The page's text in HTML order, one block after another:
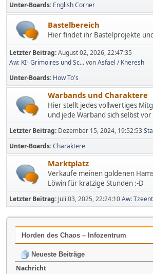
Unter-Boards English Corner
Bastelbereich
Hier findet ihr Bastelprojekte und
Letzter Beitrag:August 02, 2026, 22:47:35
Aw: KI- Grimoires und Sc...vonAsfael / Kheresh
Unter-Boards How To's
Warbands und Charaktere
Hier stellt jedes vollwertiges
und jede Warband sich selbst vor
Letzter Beitrag: Dezember 15, 2024, 19:52:53
Unter-Boards Charaktere
Marktplatz
Verkaufe meinen goldenen
Löwin für kratzige Stunden :-D
Letzter Beitrag: Juli 03, 2025, 22:24:10Aw:
Horden des Chaos – Infozentrum
Neueste Beiträge
Nachricht